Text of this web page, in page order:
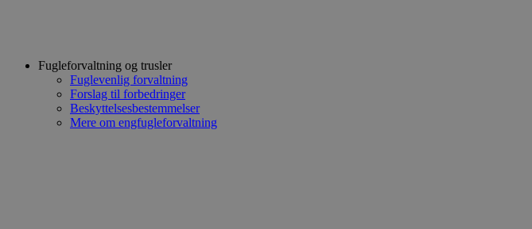
Fugleforvaltning og trusler
Fuglevenlig forvaltning
Forslag til forbedringer
Beskyttelsesbestemmelser
Mere om engfugleforvaltning